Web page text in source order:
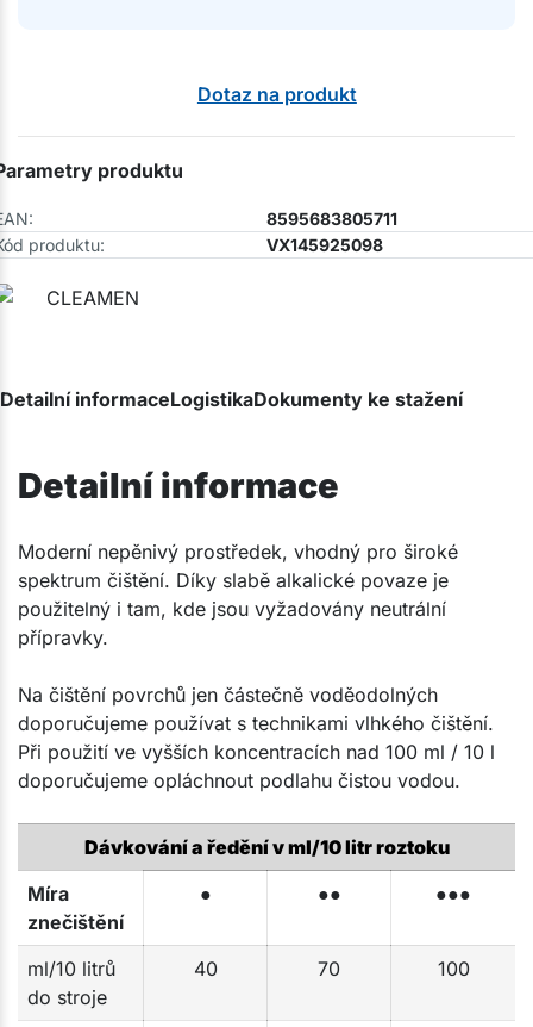
Dotaz na produkt
produktu
8595683805711
produktu:
VX145925098
Detailní informaceLogistikaDokumenty ke stažení
Detailní informace
Moderní nepěnivý prostředek, vhodný pro široké
spektrum čištění. Díky slabě alkalické povaze je
použitelný i tam, kde jsou vyžadovány neutrální
přípravky.
Na čištění povrchů jen částečně voděodolných
doporučujeme používat s technikami vlhkého čištění.
Při použití ve vyšších koncentracích nad 100 ml / 10 l
doporučujeme opláchnout podlahu čistou vodou.
Dávkování a ředění v ml/10 litr roztoku
Míra
znečištění
● ●● ●●●
ml/10 litrů
do stroje
40 70 100